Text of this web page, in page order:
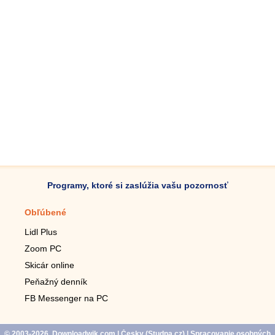
Programy, ktoré si zaslúžia vašu pozornosť
Obľúbené
Lidl Plus
Zoom PC
Skicár online
Peňažný denník
FB Messenger na PC